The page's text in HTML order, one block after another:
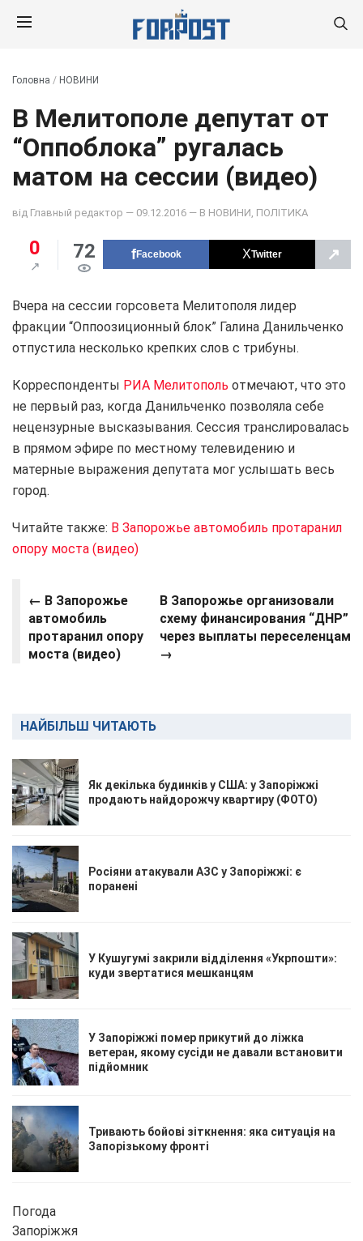
Головна / НОВИНИ
В Мелитополе депутат от
“Оппоблока” ругалась
матом на сессии (видео)
від Главный редактор — 09.12.2016 — В НОВИНИ ПОЛІТИКА
0 72 Facebook Twitter ↗
Вчера на сессии горсовета Мелитополя лидер
фракции “Оппоозиционный блок” Галина Данильченко
отпустила несколько крепких слов с трибуны.
Корреспонденты РИА Мелитополь отмечают, что это
не первый раз, когда Данильченко позволяла себе
нецензурные высказывания. Сессия транслировалась
в прямом эфире по местному телевидению и
матерные выражения депутата мог услышать весь
город.
Читайте также: В Запорожье автомобиль протаранил
опору моста (видео)
← В Запорожье
автомобиль
протаранил опору
моста (видео)
В Запорожье организовали
схему финансирования “ДНР”
через выплаты переселенцам
→
НАЙБІЛЬШ ЧИТАЮТЬ
Як декілька будинків у США: у Запоріжжі
продають найдорожчу квартиру (ФОТО)
Росіяни атакували АЗС у Запоріжжі: є
поранені
У Кушугумі закрили відділення «Укрпошти»:
куди звертатися мешканцям
У Запоріжжі помер прикутий до ліжка
ветеран, якому сусіди не давали встановити
підйомник
Тривають бойові зіткнення: яка ситуація на
Запорізькому фронті
Погода
Запоріжжя